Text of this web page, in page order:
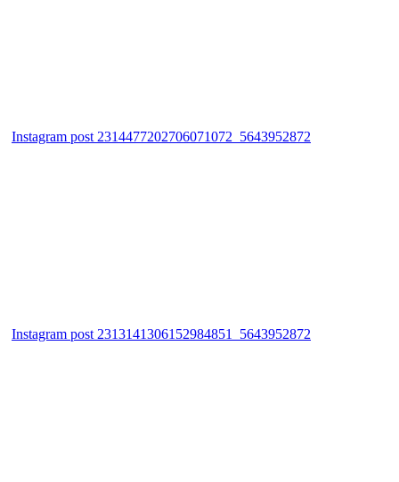
Instagram post 2314477202706071072_5643952872
Instagram post 2313141306152984851_5643952872